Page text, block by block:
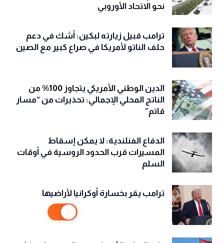
نحو الاتحاد الأوروبي
ترامب قبيل زيارته لبكين: أشك في دعم
حلف الناتو لأمريكا في صراع كبير مع الصين
الدين الوطني الأمريكي يتجاوز 100% من
الناتج المحلي الإجمالي: تحذيرات من “مسار
قاتم”
الدفاع الفنلندية: لا يمكن إسقاط
المسيرات قرب الحدود الروسية في أوقات
السلم
ترامب يقر بخسارة أوكرانيا لأراضيها